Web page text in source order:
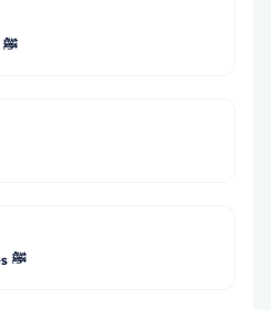
Sa famille et ses épouses ﷺ
Le résumé de ses batailles ﷺ